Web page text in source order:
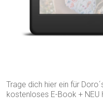
Trage dich hier ein für
kostenloses E-Book + NEU